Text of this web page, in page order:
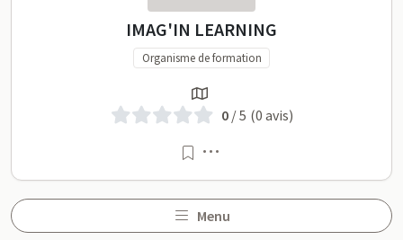
IMAG'IN LEARNING sur
IMAG'IN LEARNING
Organisme de formation
0/ 5 (0 avis)
Menu